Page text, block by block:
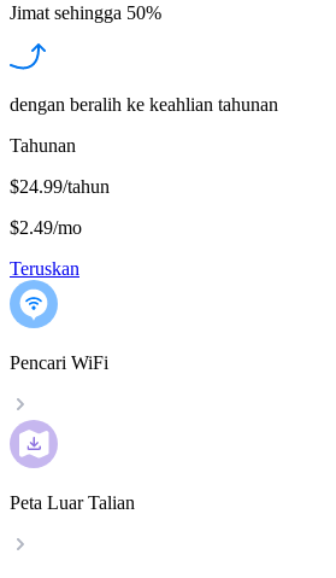
Jimat sehingga 50%
dengan beralih ke keahlian tahunan
Tahunan
$24.99/tahun
$2.49/mo
Teruskan
Pencari WiFi
Peta Luar Talian